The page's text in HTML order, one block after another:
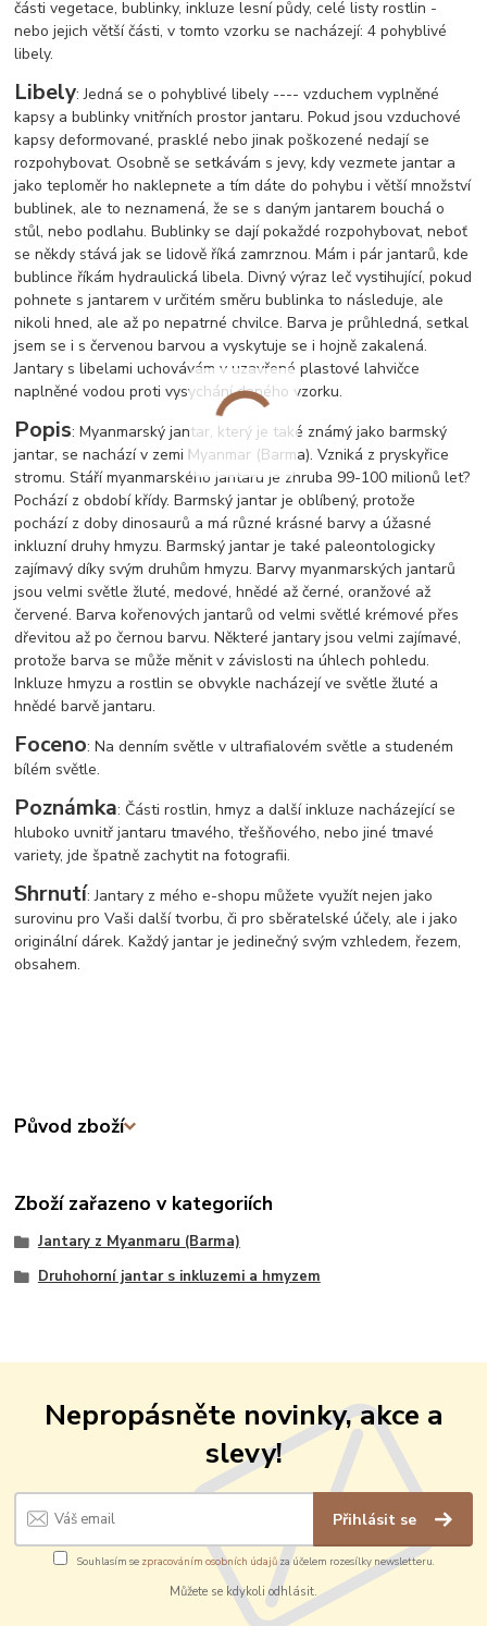
části vegetace, bublinky, inkluze lesní půdy, celé listy rostlin -
nebo jejich větší části, v tomto vzorku se nacházejí: 4 pohyblivé
libely.
Libely: Jedná se o pohyblivé libely ---- vzduchem vyplněné
kapsy a bublinky vnitřních prostor jantaru. Pokud jsou vzduchové
kapsy deformované, prasklé nebo jinak poškozené nedají se
rozpohybovat. Osobně se setkávám s jevy, kdy vezmete jantar a
jako teploměr ho naklepnete a tím dáte do pohybu i větší množství
bublinek, ale to neznamená, že se s daným jantarem bouchá o
stůl, nebo podlahu. Bublinky se dají pokaždé rozpohybovat, neboť
se někdy stává jak se lidově říká zamrznou. Mám i pár jantarů, kde
bublince říkám hydraulická libela. Divný výraz leč vystihující, pokud
pohnete s jantarem v určitém směru bublinka to následuje, ale
nikoli hned, ale až po nepatrné chvilce. Barva je průhledná, setkal
jsem se i s červenou barvou a vyskytuje se i hojně zakalená.
Jantary s libelami uchovávám v uzavřené plastové lahvičce
naplněné vodou proti vysychání daného vzorku.
Popis: Myanmarský jantar, který je také známý jako barmský
jantar, se nachází v zemi Myanmar (Barma). Vzniká z pryskyřice
stromu. Stáří myanmarského jantaru je zhruba 99-100 milionů let?
Pochází z období křídy. Barmský jantar je oblíbený, protože
pochází z doby dinosaurů a má různé krásné barvy a úžasné
inkluzní druhy hmyzu. Barmský jantar je také paleontologicky
zajímavý díky svým druhům hmyzu. Barvy myanmarských jantarů
jsou velmi světle žluté, medové, hnědé až černé, oranžové až
červené. Barva kořenových jantarů od velmi světlé krémové přes
dřevitou až po černou barvu. Některé jantary jsou velmi zajímavé,
protože barva se může měnit v závislosti na úhlech pohledu.
Inkluze hmyzu a rostlin se obvykle nacházejí ve světle žluté a
hnědé barvě jantaru.
Foceno: Na denním světle v ultrafialovém světle a studeném
bílém světle.
Poznámka: Části rostlin, hmyz a další inkluze nacházející se
hluboko uvnitř jantaru tmavého, třešňového, nebo jiné tmavé
variety, jde špatně zachytit na fotografii.
Shrnutí: Jantary z mého e-shopu můžete využít nejen jako
surovinu pro Vaši další tvorbu, či pro sběratelské účely, ale i jako
originální dárek. Každý jantar je jedinečný svým vzhledem, řezem,
obsahem.
Původ zboží
Zboží zařazeno v kategoriích
Jantary z Myanmaru (Barma)
Druhohorní jantar s inkluzemi a hmyzem
Nepropásněte novinky, akce a
slevy!
Přihlásit se
Souhlasím se zpracováním osobních údajůza účelem rozesílky newsletteru.
Můžete se kdykoli odhlásit.